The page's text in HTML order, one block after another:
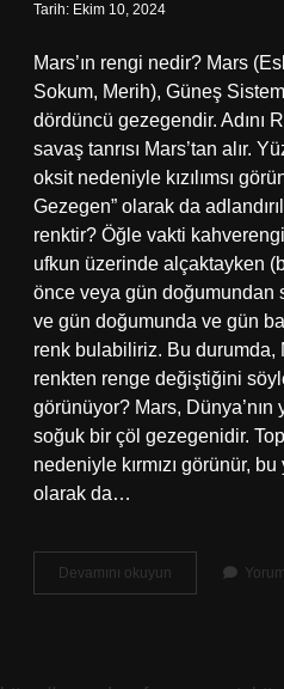
Tarih: Ekim 10, 2024
Mars’ın rengi nedir? Mars
Sokum, Merih), Güneş
dördüncü gezegendir. Adını
savaş tanrısı Mars’tan alır.
oksit nedeniyle kızılımsı
Gezegen” olarak da
renktir? Öğle vakti
ufkun üzerinde alçaktayken
önce veya gün doğumundan
ve gün doğumunda ve gün
renk bulabiliriz. Bu durumda,
renkten renge değiştiğini
görünüyor? Mars, Dünya’nın
soğuk bir çöl gezegenidir.
nedeniyle kırmızı görünür, bu
olarak da…
Devamını okuyun
Mavi